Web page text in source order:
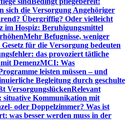
sich die Versorgung Angehöriger
Übergriffig? Oder vielleicht
im Hospiz: Beruhigungsmittel
Mehr Befugnisse, weniger
für die Versorgung bedeuten
das provoziert tätliche
DemenzMCI: Was
leisten müssen – und
Begleitung durch geschulte
VersorgungslückenRelevant
situative Kommunikation mit
oder Doppelzimmer? Was ist
was besser werden muss in der